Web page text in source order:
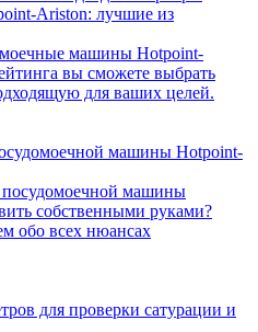
Ariston: лучшие из
машины Hotpoint-
вы сможете выбрать
для ваших целей.
машины Hotpoint-
посудомоечной машины
собственными руками?
обо всех нюансах
для проверки сатурации и